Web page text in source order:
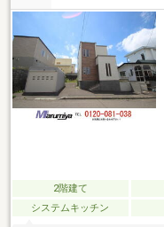
2階建て
システムキッチン